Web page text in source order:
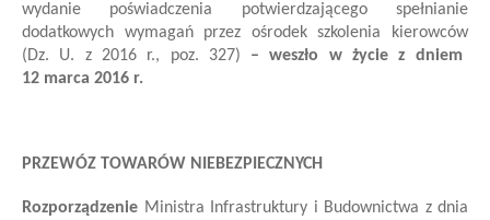
wydanie poświadczenia potwierdzającego spełnianie
dodatkowych wymagań przez ośrodek szkolenia kierowców
(Dz. U. z 2016 r., poz. 327) – weszło w życie z dniem
12 marca 2016 r.
PRZEWÓZ TOWARÓW NIEBEZPIECZNYCH
Rozporządzenie Ministra Infrastruktury i Budownictwa z dnia